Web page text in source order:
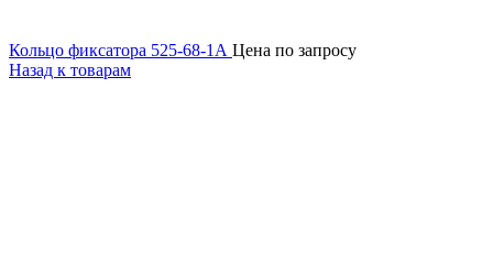
Кольцо фиксатора 525-68-1А Цена по запросу
Назад к товарам